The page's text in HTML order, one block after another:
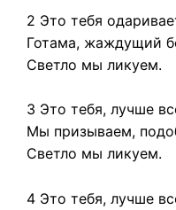
2 Это тебя
Готама, жаждущий
Светло мы ликуем.
3 Это тебя, лучше
Мы призываем,
Светло мы ликуем.
4 Это тебя, лучше